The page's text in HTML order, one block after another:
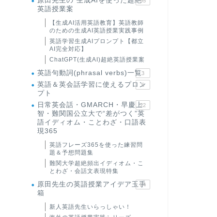
英語授業案
【生成AI活用英語教育】英語教師
のための生成AI英語授業実践事例
英語学習生成AIプロンプト【都立
AI完全対応】
ChatGPT(生成AI)超絶英語授業案
英語句動詞(phrasal verbs)一覧3
英語＆英会話学習に使えるプロン
プト
6
日常英会話・GMARCH・早慶上
智・難関国公立大で“差がつく”英
語イディオム・ことわざ・口語表
現365
22
英語フレーズ365を使った練習問
題＆予想問題集
難関大学超絶頻出イディオム・こ
とわざ・会話文表現特集
原田先生の英語授業アイデア玉手
箱
24
新人英語先生いらっしゃい！